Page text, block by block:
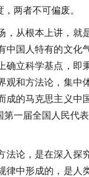
两者不可偏废。
从根本上讲，
国人特有的文化
立科学基点，即
和方法论，集
的马克思主义
一届全国人民代
论，是在深入
中形成的，是